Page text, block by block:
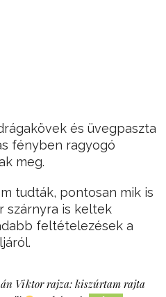
és üvegpaszta
fényben ragyogó
meg.
tudták, pontosan mik is
szárnyra is keltek
feltételezések a
Viktor rajza: kiszúrtam rajta